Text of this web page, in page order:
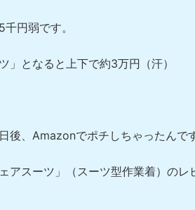
円弱です。
」となると上下で約3万円（汗）
後、Amazonでポチしちゃったんで
アスーツ」（スーツ型作業着）のレ